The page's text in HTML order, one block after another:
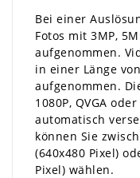
Bei einer
Fotos mit 3MP,
aufgenommen.
in einer Länge
aufgenommen.
1080P, QVGA
automatisch
können Sie
(640x480 Pixel)
Pixel) wählen.